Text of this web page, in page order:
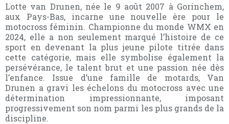
Lotte van Drunen, née le 9 août 2007 à Gorinchem,
aux Pays-Bas, incarne une nouvelle ère pour le
motocross féminin. Championne du monde WMX en
2024, elle a non seulement marqué l’histoire de ce
sport en devenant la plus jeune pilote titrée dans
cette catégorie, mais elle symbolise également la
persévérance, le talent brut et une passion née dès
l’enfance. Issue d’une famille de motards, Van
Drunen a gravi les échelons du motocross avec une
détermination impressionnante, imposant
progressivement son nom parmi les plus grands de la
discipline.